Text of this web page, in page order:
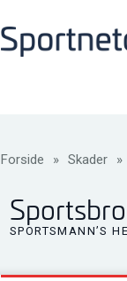
Forside » Skader »
SPORTSMANN’S